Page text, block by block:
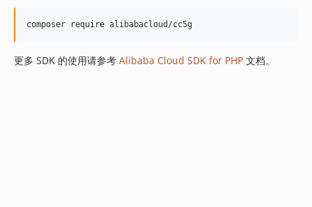
更多 SDK 的使用请参考 Alibaba Cloud SDK for PHP 文档。